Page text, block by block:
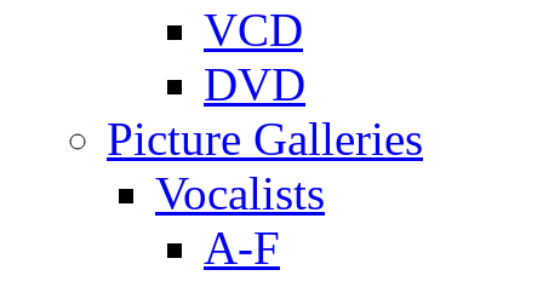
VCD
DVD
Picture Galleries
Vocalists
A-F